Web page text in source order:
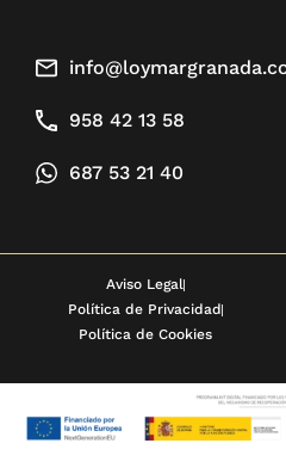
958 42 13 58
687 53 21 40
Aviso Legal
Política de Privacidad
Política de Cookies